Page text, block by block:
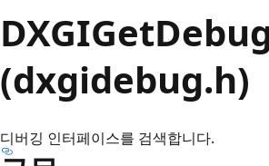
(dxgidebug.h)
디버깅 인터페이스를 검색합니다.